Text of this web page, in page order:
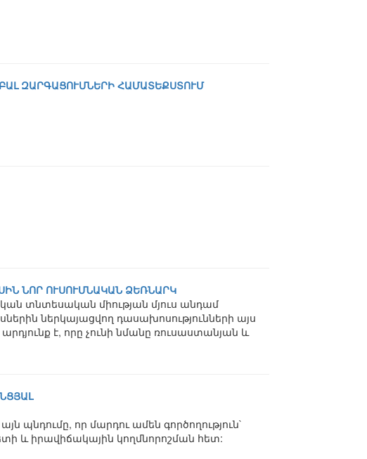
ԶԱՐԳԱՑՈՒՄՆԵՐԻ ՀԱՄԱՏԵՔՍՏՈՒՄ
ՆՈՐ ՈՒՍՈՒՄՆԱԿԱՆ ՁԵՌՆԱՐԿ
տնտեսական միության մյուս անդամ
ներկայացվող դասախոսությունների այս
է, որը չունի նմանը ռուսաստանյան և
պնդումը, որ մարդու ամեն գործողություն`
և իրավիճակային կողմնորոշման հետ: